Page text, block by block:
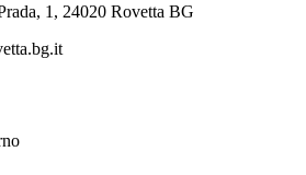
1, 24020 Rovetta BG